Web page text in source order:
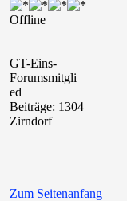
Offline
GT-Eins-
Forumsmitgli
ed
Beiträge: 1304
Zirndorf
Zum Seitenanfang